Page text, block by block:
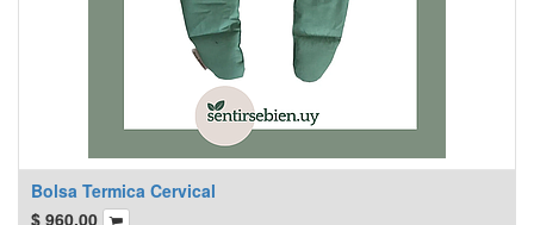
Bolsa Termica Cervical
$ 960,00